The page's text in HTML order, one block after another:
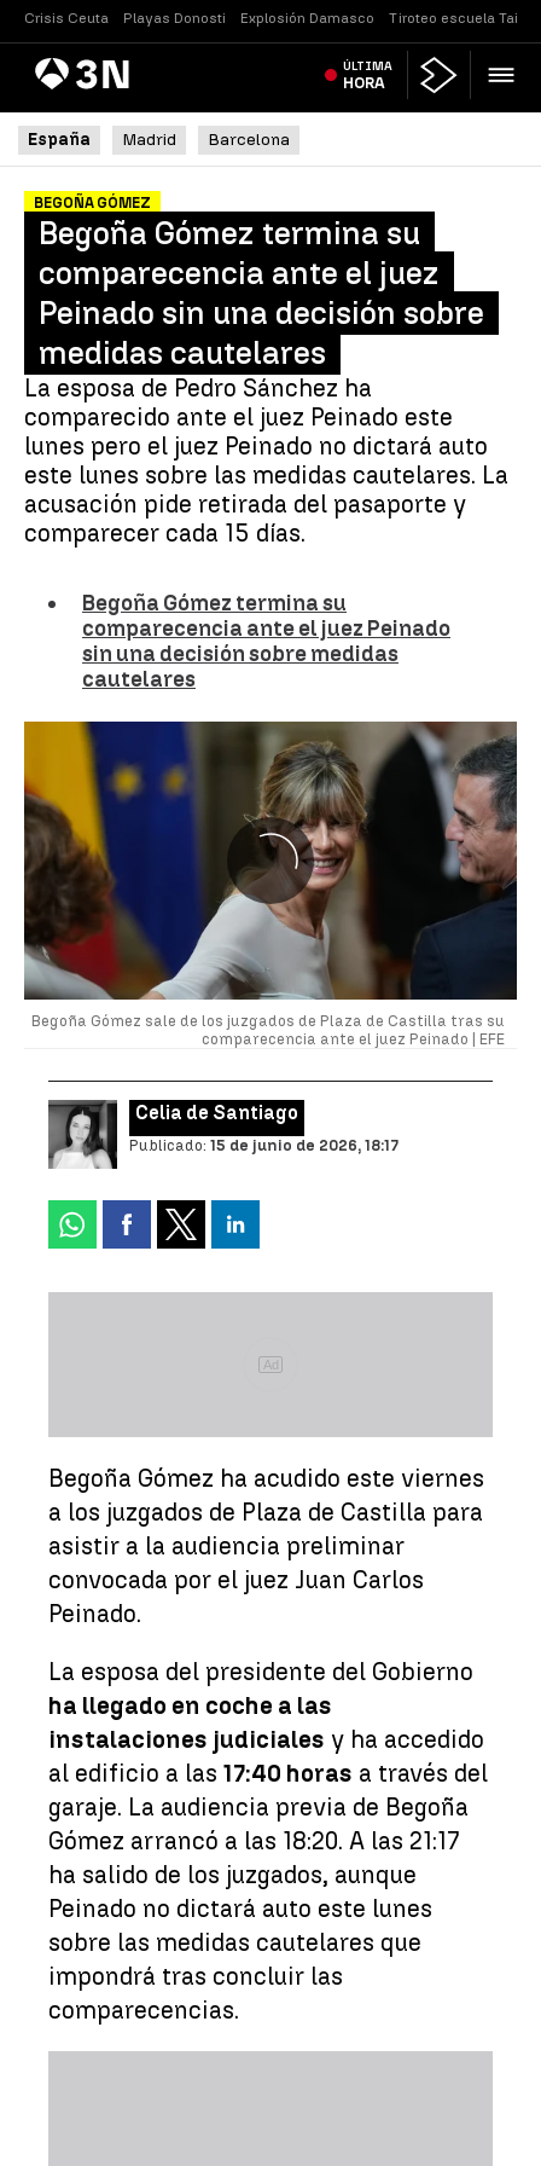
Crisis Ceuta Playas Donosti Explosión Damasco Tiroteo escuela
AntenaNoticias ÚLTIMA
HORA
España Madrid Barcelona
BEGOÑA GÓMEZ
Begoña Gómez termina su
comparecencia ante el juez
Peinado sin una decisión sobre
medidas cautelares
La esposa de Pedro Sánchez ha
comparecido ante el juez Peinado este
lunes pero el juez Peinado no dictará auto
este lunes sobre las medidas cautelares. La
acusación pide retirada del pasaporte y
comparecer cada 15 días.
Begoña Gómez termina su
comparecencia ante el juez Peinado
sin una decisión sobre medidas
cautelares
Begoña Gómez sale de los juzgados de Plaza de Castilla tras su
comparecencia ante el juez Peinado | EFE
Celia de Santiago
Publicado: 15 de junio de 2026, 18:17
Ad
Begoña Gómez ha acudido este viernes
a los juzgados de Plaza de Castilla para
asistir a la audiencia preliminar
convocada por el juez Juan Carlos
Peinado.
La esposa del presidente del Gobierno
ha llegado en coche a las
instalaciones judiciales y ha accedido
al edificio a las 17:40 horas a través del
garaje. La audiencia previa de Begoña
Gómez arrancó a las 18:20. A las 21:17
ha salido de los juzgados, aunque
Peinado no dictará auto este lunes
sobre las medidas cautelares que
impondrá tras concluir las
comparecencias.